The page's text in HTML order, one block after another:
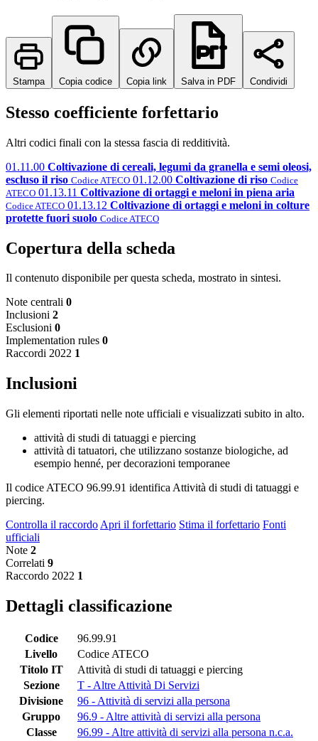
Stampa Copia codice Copia link Salva in PDF Condividi
Stesso coefficiente forfettario
Altri codici finali con la stessa fascia di redditività.
01.11.00 Coltivazione di cereali, legumi da granella e semi oleosi,
escluso il riso Codice ATECO 01.12.00 Coltivazione di riso Codice
ATECO 01.13.11 Coltivazione di ortaggi e meloni in piena aria
Codice ATECO 01.13.12 Coltivazione di ortaggi e meloni in colture
protette fuori suolo Codice ATECO
Copertura della scheda
Il contenuto disponibile per questa scheda, mostrato in sintesi.
Note centrali 0
Inclusioni 2
Esclusioni 0
Implementation rules 0
Raccordi 2022 1
Inclusioni
Gli elementi riportati nelle note ufficiali e visualizzati subito in alto.
attività di studi di tatuaggi e piercing
attività di tatuatori, che utilizzano sostanze biologiche, ad
esempio henné, per decorazioni temporanee
Il codice ATECO 96.99.91 identifica Attività di studi di tatuaggi e
piercing.
Controlla il raccordo Apri il forfettario Stima il forfettario Fonti
ufficiali
Note 2
Correlati 9
Raccordo 2022 1
Dettagli classificazione
Codice
96.99.91
Livello
Codice ATECO
Titolo IT
Attività di studi di tatuaggi e piercing
Sezione
T - Altre Attività Di Servizi
Divisione
96 - Attività di servizi alla persona
Gruppo
96.9 - Altre attività di servizi alla persona
Classe
96.99 - Altre attività di servizi alla persona n.c.a.